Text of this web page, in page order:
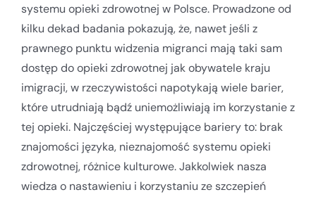
systemu opieki zdrowotnej w Polsce. Prowadzone od
kilku dekad badania pokazują, że, nawet jeśli z
prawnego punktu widzenia migranci mają taki sam
dostęp do opieki zdrowotnej jak obywatele kraju
imigracji, w rzeczywistości napotykają wiele barier,
które utrudniają bądź uniemożliwiają im korzystanie z
tej opieki. Najczęściej występujące bariery to: brak
znajomości języka, nieznajomość systemu opieki
zdrowotnej, różnice kulturowe. Jakkolwiek nasza
wiedza o nastawieniu i korzystaniu ze szczepień